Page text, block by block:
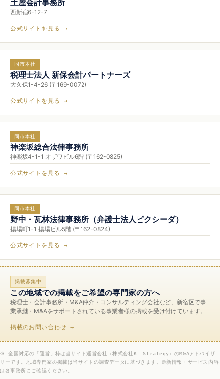
土屋会計事務所
西新宿6-12-7
公式サイトを見る →
同市本社
税理士法人 新保会計パートナーズ
大久保1-4-26 (〒169-0072)
公式サイトを見る →
同市本社
神楽坂総合法律事務所
神楽坂4-1-1 オザワビル6階 (〒162-0825)
公式サイトを見る →
同市本社
野中・瓦林法律事務所（弁護士法人ピクシーダ）
揚場町1-1 揚場ビル5階 (〒162-0824)
公式サイトを見る →
掲載募集中
この地域での掲載をご希望の専門家の方へ
税理士・会計事務所・M&A仲介・コンサルティング会社など、新宿区で事
業承継・M&Aをサポートされている事業者様の掲載を受け付けています。
掲載のお問い合わせ →
※ 全国対応の「運営」枠は当サイト運営会社（株式会社KI Strategy）のM&Aアドバイザ
リーです。地域専門家の掲載は当サイトの調査データに基づきます。最新情報・サービス内容
は各事務所にご確認ください。